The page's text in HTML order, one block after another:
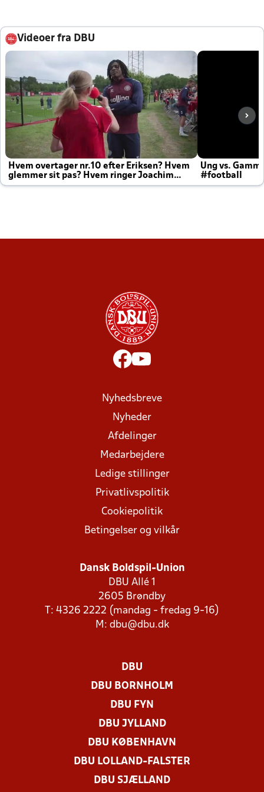
Videoer fra DBU
Hvem overtager nr.10 efter Eriksen? Hvem
glemmer sit pas? Hvem ringer Joachim
altid til efter kampe?
Ung vs.
#football
Nyhedsbreve
Nyheder
Afdelinger
Medarbejdere
Ledige stillinger
Privatlivspolitik
Cookiepolitik
Betingelser og vilkår
Dansk Boldspil-Union
DBU Allé 1
2605 Brøndby
T: 4326 2222 (mandag - fredag 9-16)
M: dbu@dbu.dk
DBU
DBU BORNHOLM
DBU FYN
DBU JYLLAND
DBU KØBENHAVN
DBU LOLLAND-FALSTER
DBU SJÆLLAND